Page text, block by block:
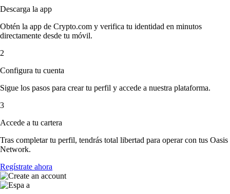
Descarga la app
Obtén la app de Crypto.com y verifica tu identidad en minutos
directamente desde tu móvil.
2
Configura tu cuenta
Sigue los pasos para crear tu perfil y accede a nuestra plataforma.
3
Accede a tu cartera
Tras completar tu perfil, tendrás total libertad para operar con tus Oasis
Network.
Regístrate ahora